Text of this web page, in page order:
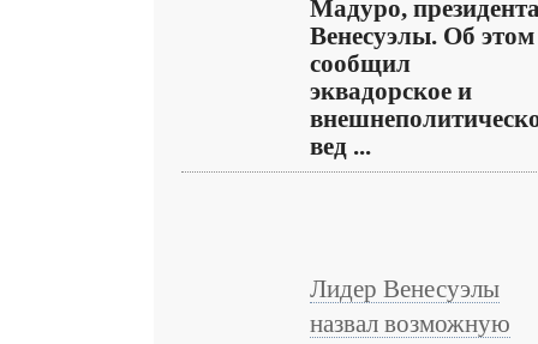
Мадуро,
Венесуэлы. Об этом
сообщил
эквадорское и
вед ...
Лидер Венесуэлы
назвал возможную